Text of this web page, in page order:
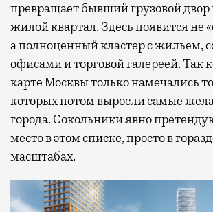
превращает бывший грузовой
жилой квартал. Здесь появится не
а полноценный кластер с жильем,
офисами и торговой галереей. Так
карте Москвы только намечались
которых потом выросли самые
города. Сокольники явно
место в этом списке, просто в
масштабах.